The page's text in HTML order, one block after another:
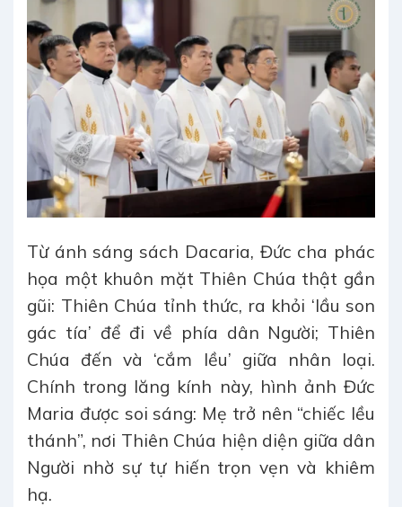
Từ ánh sáng sách Dacaria, Đức cha phác
họa một khuôn mặt Thiên Chúa thật gần
gũi: Thiên Chúa tỉnh thức, ra khỏi ‘lầu son
gác tía’ để đi về phía dân Người; Thiên
Chúa đến và ‘cắm lều’ giữa nhân loại.
Chính trong lăng kính này, hình ảnh Đức
Maria được soi sáng: Mẹ trở nên “chiếc lều
thánh”, nơi Thiên Chúa hiện diện giữa dân
Người nhờ sự tự hiến trọn vẹn và khiêm
hạ.